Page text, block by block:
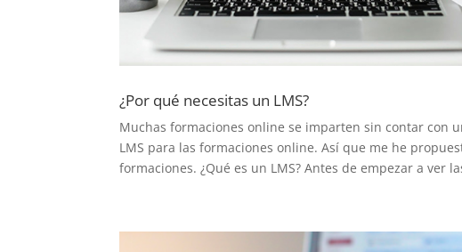
¿Por qué necesitas un LMS?
Muchas formaciones online se imparten sin contar con
LMS para las formaciones online. Así que me he
formaciones. ¿Qué es un LMS? Antes de empezar a ver